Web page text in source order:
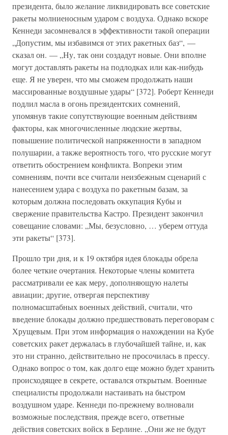
президента, было желание ликвидировать все советские
ракеты молниеносным ударом с воздуха. Однако вскоре
Кеннеди засомневался в эффективности такой операции
„Допустим, мы избавимся от этих ракетных баз“, —
сказал он. — „Ну, так они создадут новые. Они вполне
могут доставлять ракеты на подлодках или как-нибудь
еще. Я не уверен, что мы сможем продолжать наши
массированные воздушные удары“ [372]. Роберт Кеннеди
подлил масла в огонь президентских сомнений,
упомянув такие сопутствующие военным действиям
факторы, как многочисленные людские жертвы,
повышение политической напряженности в западном
полушарии, а также вероятность того, что русские могут
ответить обострением конфликта. Вопреки этим
сомнениям, почти все считали неизбежным сценарий с
нанесением удара с воздуха по ракетным базам, за
которым должна последовать оккупация Кубы и
свержение правительства Кастро. Президент закончил
совещание словами: „Мы, безусловно, … уберем оттуда
эти ракеты“ [373].
Прошло три дня, и к 19 октября идея блокады обрела
более четкие очертания. Некоторые члены комитета
рассматривали ее как меру, дополняющую налеты
авиации; другие, отвергая перспективу
полномасштабных военных действий, считали, что
введение блокады должно предшествовать переговорам с
Хрущевым. При этом информация о нахождении на Кубе
советских ракет держалась в глубочайшей тайне, и, как
это ни странно, действительно не просочилась в прессу.
Однако вопрос о том, как долго еще можно будет хранить
происходящее в секрете, оставался открытым. Военные
специалисты продолжали настаивать на быстром
воздушном ударе. Кеннеди по-прежнему волновали
возможные последствия, прежде всего, ответные
действия советских войск в Берлине. „Они же не будут